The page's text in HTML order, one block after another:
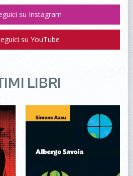
su Instagram
su YouTube
LIBRI